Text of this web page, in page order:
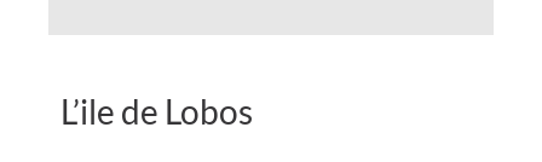
L’ile de Lobos